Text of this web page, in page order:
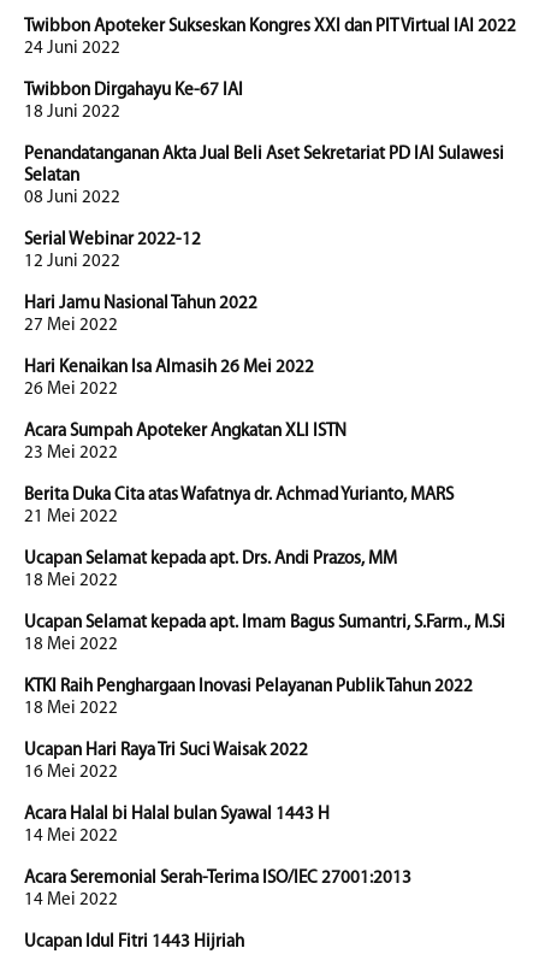
Twibbon Apoteker Sukseskan Kongres XXI dan PIT Virtual IAI 2022
24 Juni 2022
Twibbon Dirgahayu Ke-67 IAI
18 Juni 2022
Penandatanganan Akta Jual Beli Aset Sekretariat PD IAI Sulawesi
Selatan
08 Juni 2022
Serial Webinar 2022-12
12 Juni 2022
Hari Jamu Nasional Tahun 2022
27 Mei 2022
Hari Kenaikan Isa Almasih 26 Mei 2022
26 Mei 2022
Acara Sumpah Apoteker Angkatan XLI ISTN
23 Mei 2022
Berita Duka Cita atas Wafatnya dr. Achmad Yurianto, MARS
21 Mei 2022
Ucapan Selamat kepada apt. Drs. Andi Prazos, MM
18 Mei 2022
Ucapan Selamat kepada apt. Imam Bagus Sumantri, S.Farm., M.Si
18 Mei 2022
KTKI Raih Penghargaan Inovasi Pelayanan Publik Tahun 2022
18 Mei 2022
Ucapan Hari Raya Tri Suci Waisak 2022
16 Mei 2022
Acara Halal bi Halal bulan Syawal 1443 H
14 Mei 2022
Acara Seremonial Serah-Terima ISO/IEC 27001:2013
14 Mei 2022
Ucapan Idul Fitri 1443 Hijriah